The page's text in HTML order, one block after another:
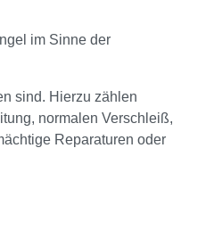
im Sinne der
sind. Hierzu zählen
normalen Verschleiß,
Reparaturen oder